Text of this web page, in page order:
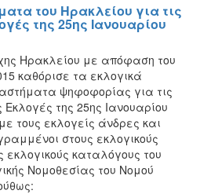
του Ηρακλείου για τις
της 25ης Ιανουαρίου
Ηρακλείου με απόφαση του
καθόρισε τα εκλογικά
ψηφοφορίας για τις
Εκλογές της 25ης Ιανουαρίου
τους εκλογείς άνδρες και
στους εκλογικούς
εκλογικούς καταλόγους του
Νομοθεσίας του Νομού